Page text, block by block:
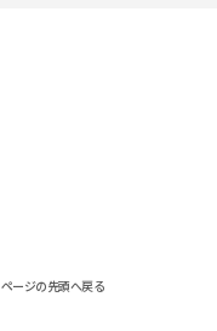
ページの先頭へ戻る